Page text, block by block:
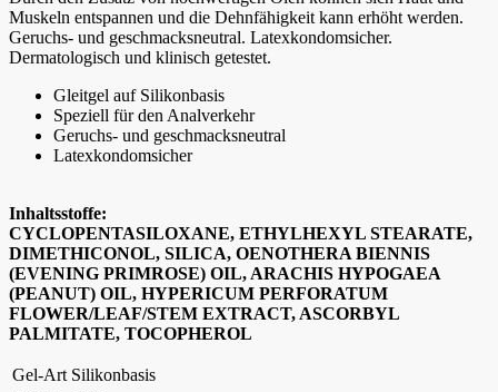
Muskeln entspannen und die Dehnfähigkeit kann erhöht werden.
Geruchs- und geschmacksneutral. Latexkondomsicher.
Dermatologisch und klinisch getestet.
Gleitgel auf Silikonbasis
Speziell für den Analverkehr
Geruchs- und geschmacksneutral
Latexkondomsicher
Inhaltsstoffe:
CYCLOPENTASILOXANE, ETHYLHEXYL STEARATE,
DIMETHICONOL, SILICA, OENOTHERA BIENNIS
(EVENING PRIMROSE) OIL, ARACHIS HYPOGAEA
(PEANUT) OIL, HYPERICUM PERFORATUM
FLOWER/LEAF/STEM EXTRACT, ASCORBYL
PALMITATE, TOCOPHEROL
Gel-Art Silikonbasis